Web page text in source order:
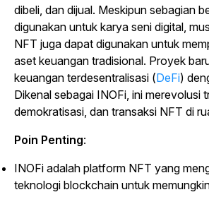
dibeli, dan dijual. Meskipun sebagian
digunakan untuk karya seni digital,
NFT juga dapat digunakan untuk
aset keuangan tradisional. Proyek
keuangan terdesentralisasi (DeFi)
Dikenal sebagai INOFi, ini merevolusi
demokratisasi, dan transaksi NFT di
Poin Penting:
INOFi adalah platform NFT yang
teknologi blockchain untuk